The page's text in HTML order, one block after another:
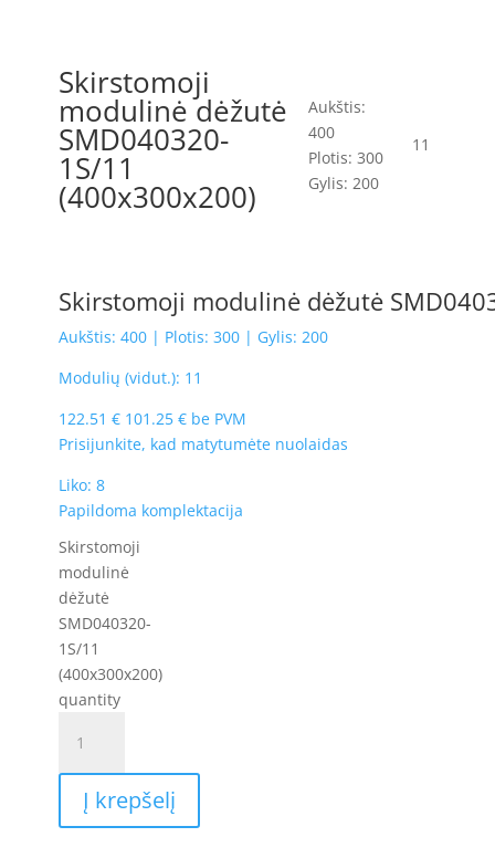
Skirstomoji
modulinė dėžutė
SMD040320-
1S/11
(400x300x200)
Aukštis:
400
Plotis: 300
Gylis: 200
11
Skirstomoji modulinė dėžutė
Aukštis: 400 | Plotis: 300 | Gylis: 200
Modulių (vidut.): 11
122.51 € 101.25 € be PVM
Prisijunkite, kad matytumėte nuolaidas
Liko: 8
Papildoma komplektacija
Skirstomoji
modulinė
dėžutė
SMD040320-
1S/11
(400x300x200)
quantity
Į krepšelį